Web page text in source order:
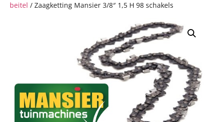
beitel / Zaagketting Mansier 3/8″ 1,5 H 98 schakels